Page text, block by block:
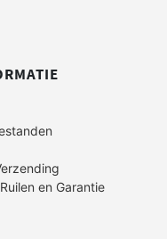
en Garantie